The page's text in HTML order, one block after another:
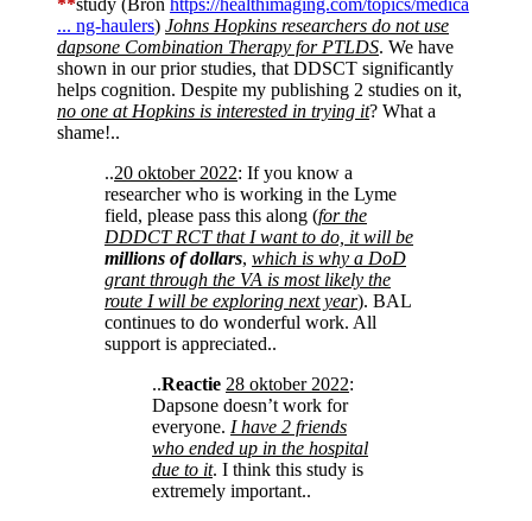
... ng-haulers) Johns Hopkins researchers do not use
dapsone Combination Therapy for PTLDS. We have
shown in our prior studies, that DDSCT significantly
helps cognition. Despite my publishing 2 studies on it,
no one at Hopkins is interested in trying it? What a
shame!..
..20 oktober 2022: If you know a
researcher who is working in the Lyme
field, please pass this along (for the
DDDCT RCT that I want to do, it will be
millions of dollars, which is why a DoD
grant through the VA is most likely the
route I will be exploring next year). BAL
continues to do wonderful work. All
support is appreciated..
..Reactie 28 oktober 2022:
Dapsone doesn’t work for
everyone. I have 2 friends
who ended up in the hospital
due to it. I think this study is
extremely important..